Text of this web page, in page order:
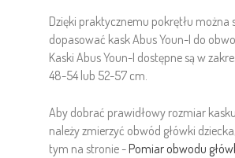
Dzięki praktycznemu pokrętłu można
dopasować kask Abus Youn-I do
Kaski Abus Youn-I dostępne są w
48-54 lub 52-57 cm.
Aby dobrać prawidłowy rozmiar
należy zmierzyć obwód główki
tym na stronie - Pomiar obwodu